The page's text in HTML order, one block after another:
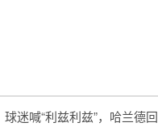
球迷喊“利兹利兹”，哈兰德回